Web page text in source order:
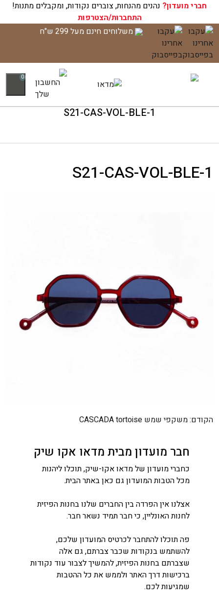
חברי מועדון? נהנים מהנחות, צוברים נקודות, ומקבלים מתנות!
התחברות/הצטרפות
דלג
לתוכן
משלוחים חינם מעל 299 ש"ח
0
עגלת הקניות שלך ריקה כעת!
S21-CAS-VOL-BLE-1
S21-CAS-VOL-BLE-1
ניווט
הקודם:משקפי שמש CASCADA tortoise
חבר מועדון מבית מדאו אקו שיק
כחברי מועדון של מדאו אקו-שיק, תוכלו ליהנות
מכל הטבות המועדון גם כאן באתר הבית.
אצלנו אין הפרדה בין החברים שלנו בחנות הפיזית
לחנות האונליין, כי חבר תמיד נשאר חבר.
פה תוכלו להתחבר לכרטיס המועדון שלכם,
להשתמש בנקודות שכבר צברתם, גם אלה
שצברתם בחנות הפיזית, להמשיך לצבור עוד נקודות
ברכישות דרך האתר ולממש את כל ההטבות
שמגיעות לכם.